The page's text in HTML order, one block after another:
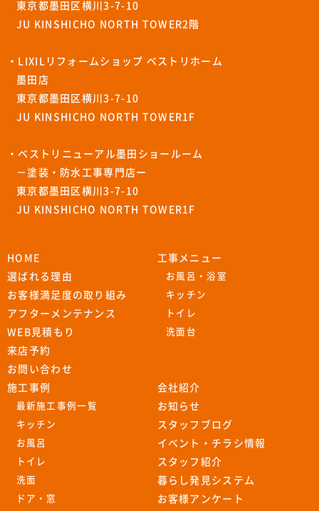
東京都墨田区横川3-7-10
JU KINSHICHO NORTH TOWER2階
・LIXILリフォームショップ ベストリホーム
墨田店
東京都墨田区横川3-7-10
JU KINSHICHO NORTH TOWER1F
・ベストリニューアル墨田ショールーム
－塗装・防水工事専門店ー
東京都墨田区横川3-7-10
JU KINSHICHO NORTH TOWER1F
HOME
選ばれる理由
お客様満足度の取り組み
アフターメンテナンス
WEB見積もり
来店予約
お問い合わせ
工事メニュー
お風呂・浴室
キッチン
トイレ
洗面台
施工事例
最新施工事例一覧
キッチン
お風呂
トイレ
洗面
ドア・窓
会社紹介
お知らせ
スタッフブログ
イベント・チラシ情報
スタッフ紹介
暮らし発見システム
お客様アンケート